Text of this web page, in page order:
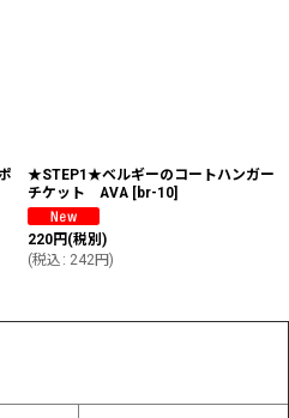
★STEP1★ベルギーのコートハンガー
チケット AVA [br-10]
220円 (税別)
(税込 : 242円)